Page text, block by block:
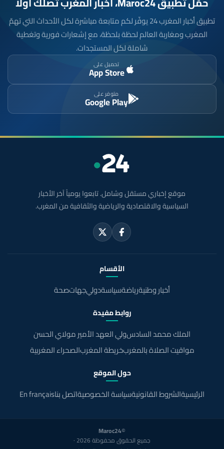
تطبيق أخبار المغرب 24 يوفّر لكم متابعة مباشرة لكل الأحداث التي تهمّ
المغرب ومغاربة العالم لحظة بلحظة، مع إشعارات فورية وتغطية
شاملة لكل المستجدات.
تحميل على
App Store
متوفر على
Google Play
موقع إخباري مستقل وشامل. تابعوا يومياً آخر الأخبار
السياسية والاقتصادية والرياضية والثقافية من المغرب.
الأقسام
أخبار وطنيةرياضةسياسةدوليجهاتصحة
روابط مفيدة
الملك محمد السادسولي العهد الأمير مولاي الحسن
مواقيت الصلاة بالمغربخريطة المغربالصحراء المغربية
حول الموقع
الرئيسيةالشروط القانونيةسياسة الخصوصيةاتصل بناEn français
©Maroc24
جميع الحقوق محفوظة 2026 ·